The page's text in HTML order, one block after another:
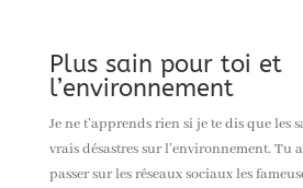
Plus sain pour toi et
l’environnement
Je ne t’apprends rien si je te dis que les
vrais désastres sur l’environnement. Tu
passer sur les réseaux sociaux les